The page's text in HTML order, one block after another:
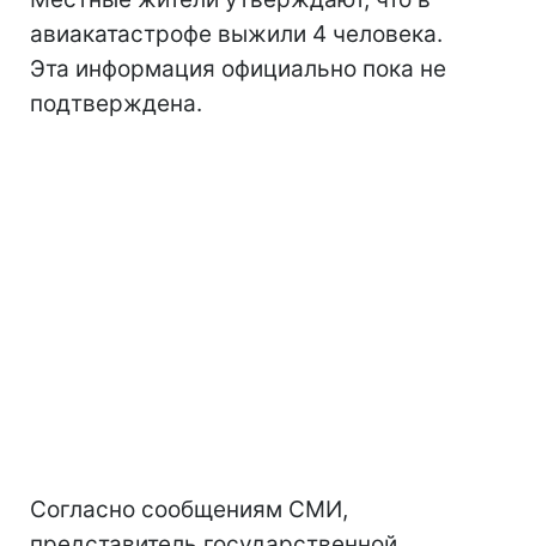
авиакатастрофе выжили 4 человека.
Эта информация официально пока не
подтверждена.
Согласно сообщениям СМИ,